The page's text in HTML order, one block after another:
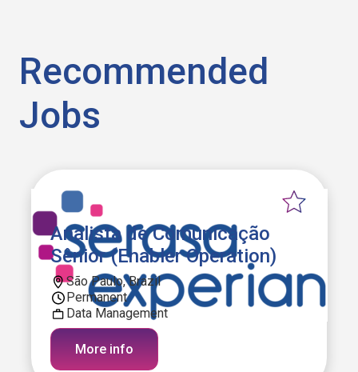
Recommended
Jobs
Analista de Comunicação
Sênior (Enabler Operation)
São Paulo, Brazil
Permanent
Data Management
More info